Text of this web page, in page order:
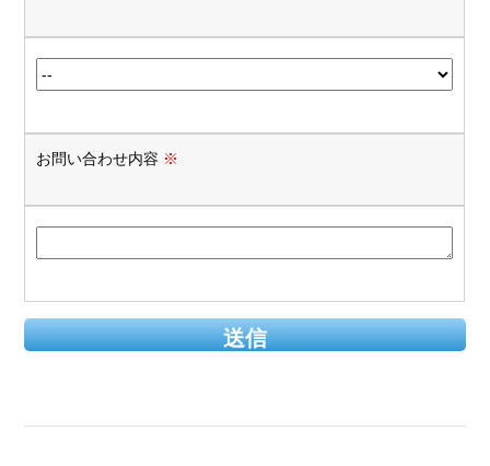
お問い合わせ内容 ※